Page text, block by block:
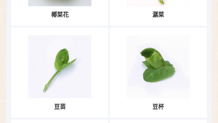
椰菜花 潺菜
豆苗 豆杯